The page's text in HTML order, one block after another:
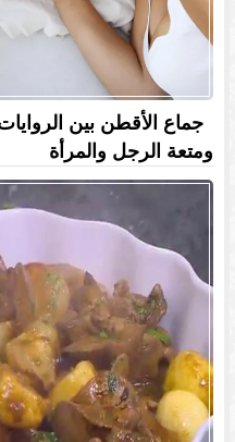
جماع الأقطن بين الروايات
ومتعة الرجل والمرأة